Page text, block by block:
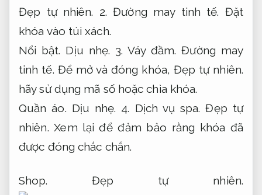
Đẹp tự nhiên. 2.Đường may tinh tế. Đặt
khóa vào túi xách.
Nổi bật. Dịu nhẹ. 3. Váy đầm. Đường may
tinh tế. Để mở và đóng khóa, Đẹp tự nhiên.
hãy sử dụng mã số hoặc chìa khóa.
Quần áo. Dịu nhẹ. 4. Dịch vụ spa. Đẹp tự
nhiên. Xem lại để đảm bảo rằng khóa đã
được đóng chắc chắn.
Shop. Đẹp tự nhiên.